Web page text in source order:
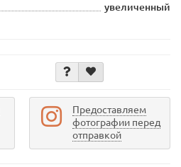
увеличенный
Предоставляем
фотографии перед
отправкой